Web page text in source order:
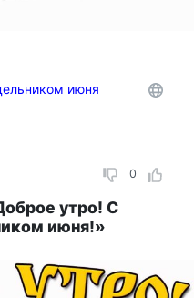
июня
0
утро! С
июня!»